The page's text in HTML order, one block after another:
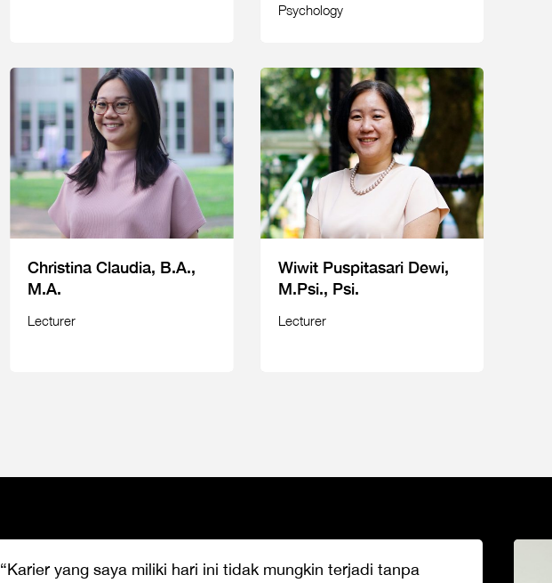
Psychology
Christina Claudia, B.A.,
M.A.
Lecturer
Wiwit Puspitasari Dewi,
M.Psi., Psi.
Lecturer
“Karier yang saya miliki hari ini tidak mungkin terjadi tanpa